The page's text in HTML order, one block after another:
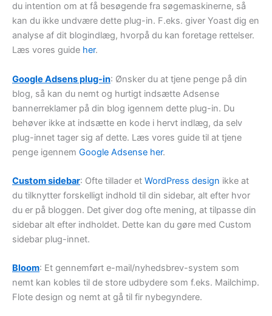
du intention om at få besøgende fra søgemaskinerne, så
kan du ikke undvære dette plug-in. F.eks. giver Yoast dig en
analyse af dit blogindlæg, hvorpå du kan foretage rettelser.
Læs vores guide her.
Google Adsens plug-in: Ønsker du at tjene penge på din
blog, så kan du nemt og hurtigt indsætte Adsense
bannerreklamer på din blog igennem dette plug-in. Du
behøver ikke at indsætte en kode i hervt indlæg, da selv
plug-innet tager sig af dette. Læs vores guide til at tjene
penge igennem Google Adsense her.
Custom sidebar: Ofte tillader et WordPress design ikke at
du tilknytter forskelligt indhold til din sidebar, alt efter hvor
du er på bloggen. Det giver dog ofte mening, at tilpasse din
sidebar alt efter indholdet. Dette kan du gøre med Custom
sidebar plug-innet.
Bloom: Et gennemført e-mail/nyhedsbrev-system som
nemt kan kobles til de store udbydere som f.eks. Mailchimp.
Flote design og nemt at gå til fir nybegyndere.